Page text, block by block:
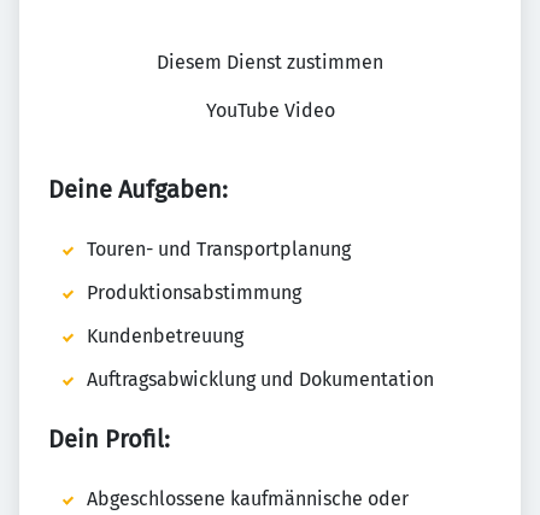
Diesem Dienst zustimmen
YouTube Video
Deine Aufgaben:
Touren- und Transportplanung
Produktionsabstimmung
Kundenbetreuung
Auftragsabwicklung und Dokumentation
Dein Profil:
Abgeschlossene kaufmännische oder